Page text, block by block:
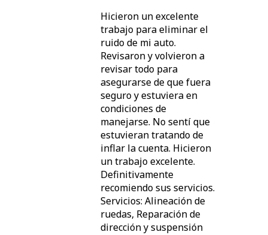
Hicieron un excelente
trabajo para eliminar el
ruido de mi auto.
Revisaron y volvieron a
revisar todo para
asegurarse de que fuera
seguro y estuviera en
condiciones de
manejarse. No sentí que
estuvieran tratando de
inflar la cuenta. Hicieron
un trabajo excelente.
Definitivamente
recomiendo sus servicios.
Servicios: Alineación de
ruedas, Reparación de
dirección y suspensión